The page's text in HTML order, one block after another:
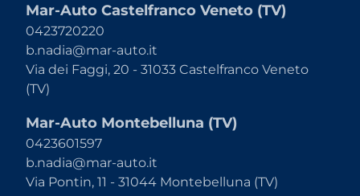
Mar-Auto Castelfranco Veneto (TV)
0423720220
b.nadia@mar-auto.it
Via dei Faggi, 20 - 31033 Castelfranco Veneto
(TV)
Mar-Auto Montebelluna (TV)
0423601597
b.nadia@mar-auto.it
Via Pontin, 11 - 31044 Montebelluna (TV)